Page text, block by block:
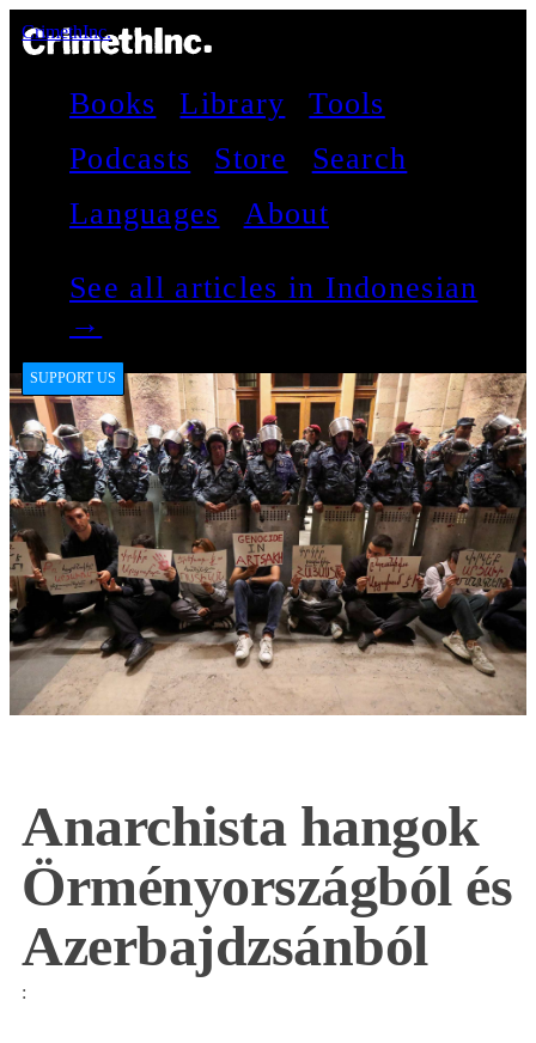
CrimethInc.
Books Library
Tools
Podcasts
Store
Search
Languages
About
See all articles in Indonesian
→
SUPPORT US
Anarchista hangok
Örményországból és
Azerbajdzsánból
: